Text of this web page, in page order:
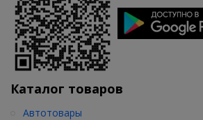
Каталог товаров
Автотовары